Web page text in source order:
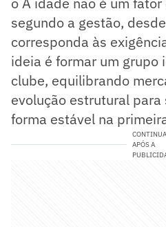
segundo a gestão,
corresponda às
ideia é formar um grupo
clube, equilibrando
evolução estrutural
forma estável na
CONTINUA
APÓS A